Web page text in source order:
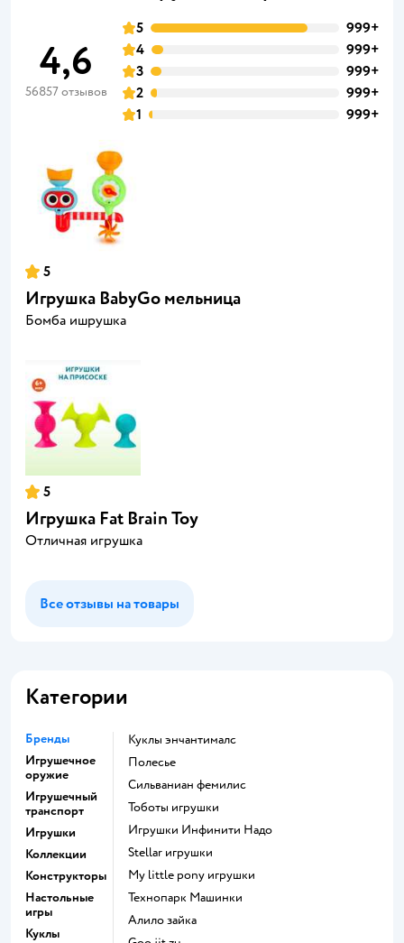
4,6
56857 отзывов
5
999+
4
999+
3
999+
2
999+
1
999+
5
Игрушка BabyGo мельница
Бомба ишрушка
5
Игрушка Fat Brain Toy
Отличная игрушка
Все отзывы на товары
Категории
Бренды
Игрушечное
оружие
Игрушечный
транспорт
Игрушки
Коллекции
Конструкторы
Настольные
игры
Куклы
Куклы энчантималс
Полесье
Сильваниан фемилис
Тоботы игрушки
Игрушки Инфинити Надо
Stellar игрушки
my little pony игрушки
Технопарк Машинки
Алило зайка